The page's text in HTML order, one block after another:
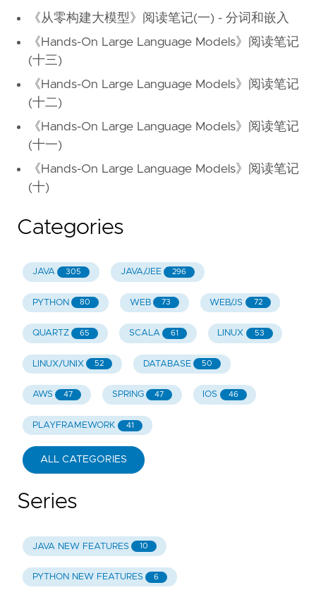
《从零构建大模型》阅读笔记(一) - 分词和嵌入
《Hands-On Large Language Models》阅读笔记
(十三)
《Hands-On Large Language Models》阅读笔记
(十二)
《Hands-On Large Language Models》阅读笔记
(十一)
《Hands-On Large Language Models》阅读笔记
(十)
Categories
JAVA 305 JAVA/JEE 296
PYTHON 80 WEB 73 WEB/JS 72
QUARTZ 65 SCALA 61 LINUX 53
LINUX/UNIX 52 DATABASE 50
AWS 47 SPRING 47 IOS 46
PLAYFRAMEWORK 41
ALL CATEGORIES
Series
JAVA NEW FEATURES 10
PYTHON NEW FEATURES 6